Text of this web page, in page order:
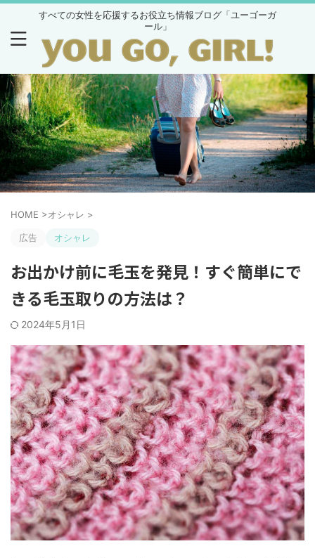
すべての女性を応援するお役立ち情報ブログ「ユーゴーガ
ール」
HOME >オシャレ >
広告 オシャレ
お出かけ前に毛玉を発見！すぐ簡単にで
きる毛玉取りの方法は？
2024年5月1日